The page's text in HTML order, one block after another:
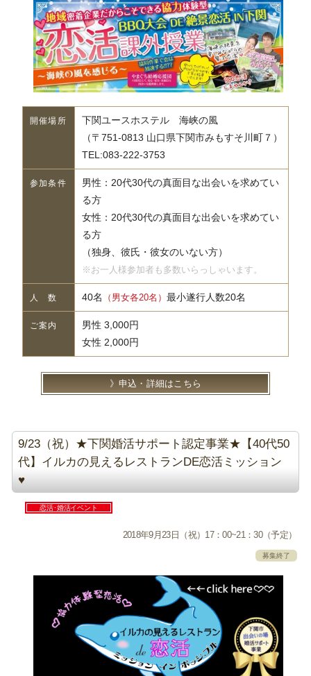
開催場所
下関ユースホステル 海峡の風
（〒751-0813 山口県下関市みもすそ川町７）
TEL:083-222-3753
参加条件
男性：20代30代の真面目な出会いを求めてい
る方
女性：20代30代の真面目な出会いを求めてい
る方
（独身、彼氏・彼女のいない方）
※お一人様参加者も多数いらっしゃいます。
人 数 40名 （男女各20名） 最小遂行人数20名
ご案内
男性 3,000円
女性 2,000円
申込・詳細はこちら
9/23（祝）★下関婚活サポート認定事業★【40代50
代】イルカの見えるレストランDE恋活ミッション
♥
恋活･婚活イベント
2018年9月23日（祝）17：00~21：30（予定）
募集終了